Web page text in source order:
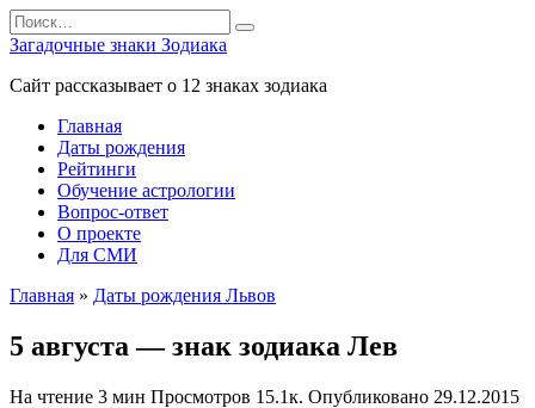
Перейти
к
содержанию
Search
for:
Загадочные знаки Зодиака
Сайт рассказывает о 12 знаках зодиака
Главная
Даты рождения
Рейтинги
Обучение астрологии
Вопрос-ответ
О проекте
Для СМИ
Главная » Даты рождения Львов
5 августа — знак зодиака Лев
На чтение 3 мин Просмотров 15.1к. Опубликовано 29.12.2015